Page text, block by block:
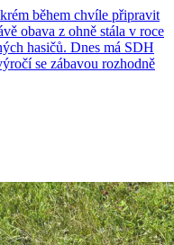
během chvíle připravit
obava z ohně stála v roce
hasičů. Dnes má SDH
se zábavou rozhodně